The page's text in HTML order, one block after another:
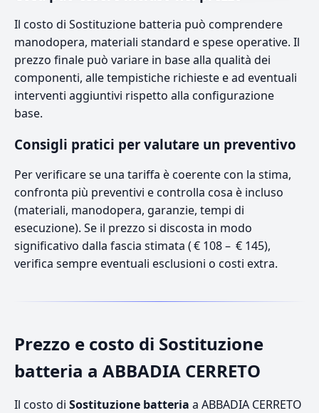
Il costo di Sostituzione batteria può comprendere
manodopera, materiali standard e spese operative. Il
prezzo finale può variare in base alla qualità dei
componenti, alle tempistiche richieste e ad eventuali
interventi aggiuntivi rispetto alla configurazione
base.
Consigli pratici per valutare un preventivo
Per verificare se una tariffa è coerente con la stima,
confronta più preventivi e controlla cosa è incluso
(materiali, manodopera, garanzie, tempi di
esecuzione). Se il prezzo si discosta in modo
significativo dalla fascia stimata ( € 108 – € 145),
verifica sempre eventuali esclusioni o costi extra.
Prezzo e costo di Sostituzione
batteria a ABBADIA CERRETO
Il costo di Sostituzione batteria a ABBADIA CERRETO